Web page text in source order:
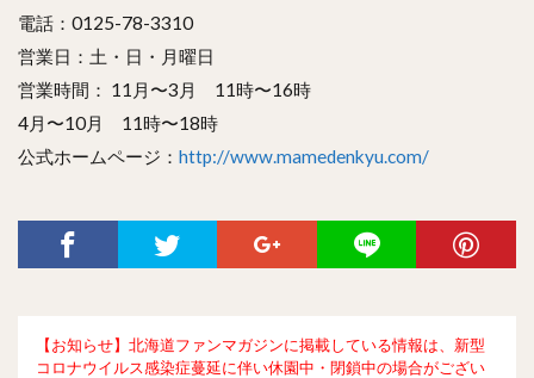
電話：0125-78-3310
営業日：土・日・月曜日
営業時間： 11月〜3月 11時〜16時
4月〜10月 11時〜18時
公式ホームページ： http://www.mamedenkyu.com/
【お知らせ】北海道ファンマガジンに掲載している情報は、新型
コロナウイルス感染症蔓延に伴い休園中・閉鎖中の場合がござい